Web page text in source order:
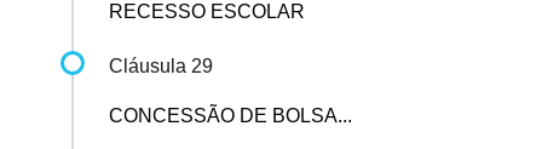
RECESSO ESCOLAR
Cláusula 29
CONCESSÃO DE BOLSA...